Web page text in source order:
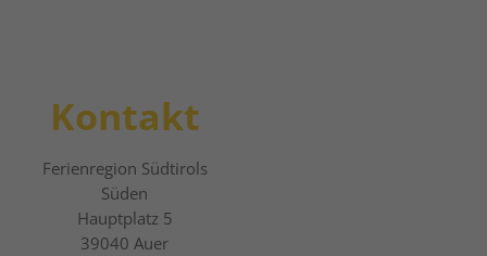
Kontakt
Ferienregion Südtirols
Süden
Hauptplatz 5
39040 Auer